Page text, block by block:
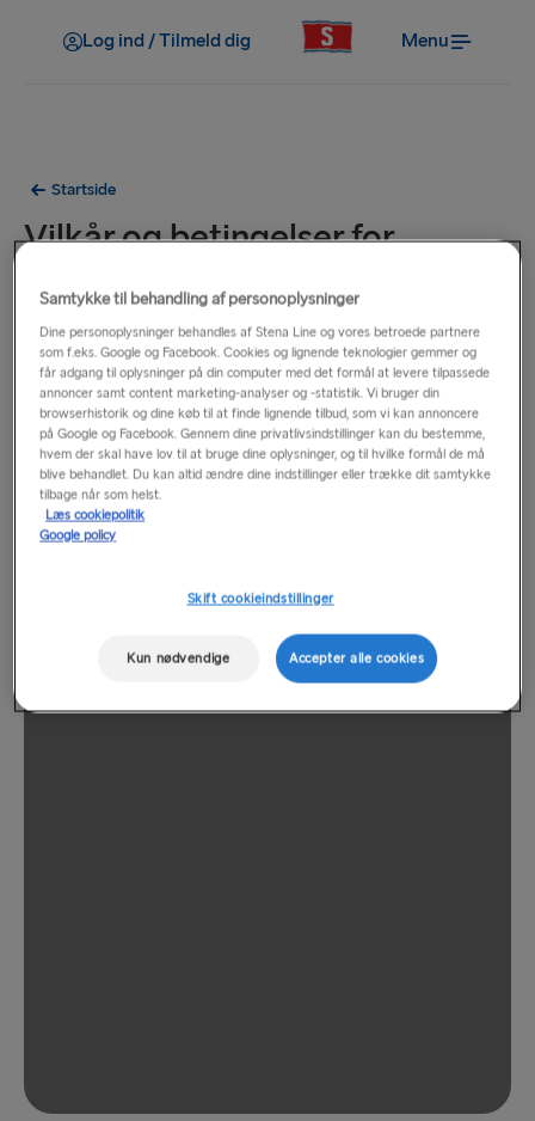
Log ind / Tilmeld dig Menu
Startside
Vilkår og betingelser for
kontantkunder, færgerejser
plus indkvartering
Samtykke til behandling af personoplysninger
Dine personoplysninger behandles af Stena Line og vores betroede partnere
som f.eks. Google og Facebook. Cookies og lignende teknologier gemmer og
får adgang til oplysninger på din computer med det formål at levere tilpassede
annoncer samt content marketing-analyser og -statistik. Vi bruger din
browserhistorik og dine køb til at finde lignende tilbud, som vi kan annoncere
på Google og Facebook. Gennem dine privatlivsindstillinger kan du bestemme,
hvem der skal have lov til at bruge dine oplysninger, og til hvilke formål de må
blive behandlet. Du kan altid ændre dine indstillinger eller trække dit samtykke
tilbage når som helst.
Læs cookiepolitik
Google policy
Skift cookieindstillinger
Kun nødvendige Accepter alle cookies